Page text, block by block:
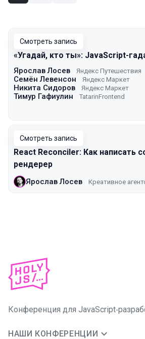
Смотреть запись
«Угадай, кто ты»: JavaScript-
Ярослав Лосев Яндекс Путешествия
Семён Левенсон Яндекс Маркет
Никита Сидоров Яндекс Маркет
Тимур Гафиулин TatarinFrontend
Смотреть запись
React Reconciler: Как написать
рендерер
Ярослав Лосев Креативное
Конференция для
НАШИ КОНФЕРЕНЦИИ